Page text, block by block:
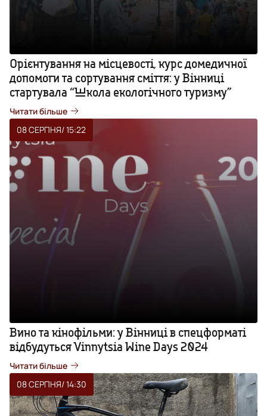
Орієнтування на місцевості, курс домедичної
допомоги та сортування сміття: у Вінниці
стартувала “Школа екологічного туризму”
Читати більше
08 СЕРПНЯ/ 15:22
Вино та кінофільми: у Вінниці в спецформаті
відбудуться Vinnytsia Wine Days 2024
Читати більше
08 СЕРПНЯ/ 14:30